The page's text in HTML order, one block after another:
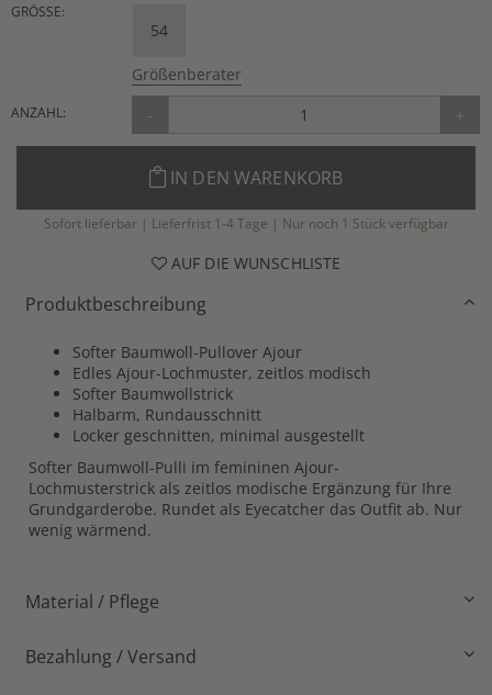
GRÖSSE:
54
Größenberater
ANZAHL: - +
IN DEN WARENKORB
Sofort lieferbar | Lieferfrist 1-4 Tage | Nur noch 1 Stück verfügbar
AUF DIE WUNSCHLISTE
Produktbeschreibung
Softer Baumwoll-Pullover Ajour
Edles Ajour-Lochmuster, zeitlos modisch
Softer Baumwollstrick
Halbarm, Rundausschnitt
Locker geschnitten, minimal ausgestellt
Softer Baumwoll-Pulli im femininen Ajour-
Lochmusterstrick als zeitlos modische Ergänzung für Ihre
Grundgarderobe. Rundet als Eyecatcher das Outfit ab. Nur
wenig wärmend.
Material / Pflege
Bezahlung / Versand